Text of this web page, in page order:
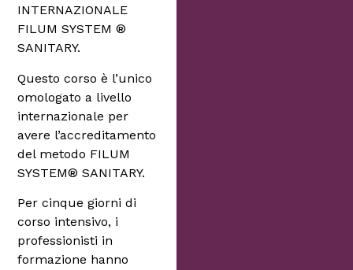
INTERNAZIONALE
FILUM SYSTEM ®
SANITARY.
Questo corso è l’unico
omologato a livello
internazionale per
avere l’accreditamento
del metodo FILUM
SYSTEM® SANITARY.
Per cinque giorni di
corso intensivo, i
professionisti in
formazione hanno